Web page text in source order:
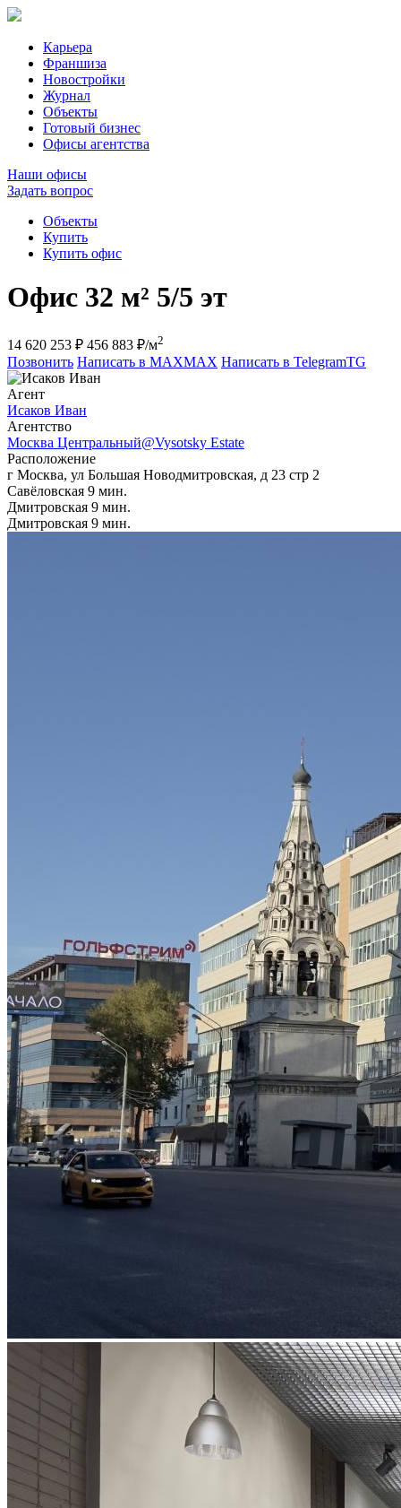
Карьера
Франшиза
Новостройки
Журнал
Объекты
Готовый бизнес
Офисы агентства
Наши офисы
Задать вопрос
Объекты
Купить
Купить офис
Офис 32 м² 5/5 эт
14 620 253 ₽ 456 883 ₽/м2
Позвонить Написать в MAXMAX Написать в TelegramTG
Агент
Исаков Иван
Агентcтво
Москва Центральный@Vysotsky Estate
Расположение
г Москва, ул Большая Новодмитровская, д 23 стр 2
Савёловская 9 мин.
Дмитровская 9 мин.
Дмитровская 9 мин.